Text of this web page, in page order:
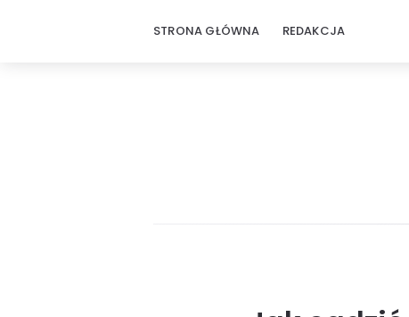
STRONA GŁÓWNA REDAKCJA